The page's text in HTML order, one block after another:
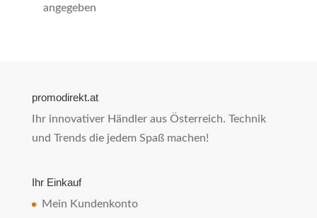
angegeben
promodirekt.at
Ihr innovativer Händler aus Österreich. Technik
und Trends die jedem Spaß machen!
Ihr Einkauf
Mein Kundenkonto